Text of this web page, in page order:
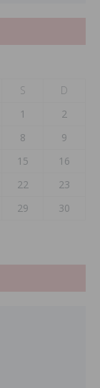
S
D
1
2
8
9
15
16
22
23
29 30